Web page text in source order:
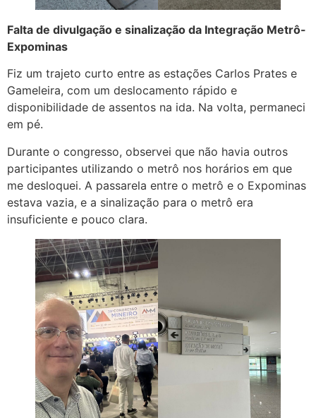
Falta de divulgação e sinalização da Integração Metrô-
Expominas
Fiz um trajeto curto entre as estações Carlos Prates e
Gameleira, com um deslocamento rápido e
disponibilidade de assentos na ida. Na volta, permaneci
em pé.
Durante o congresso, observei que não havia outros
participantes utilizando o metrô nos horários em que
me desloquei. A passarela entre o metrô e o Expominas
estava vazia, e a sinalização para o metrô era
insuficiente e pouco clara.